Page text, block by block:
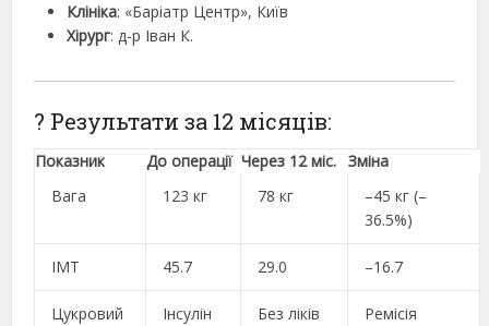
Клініка: «Баріатр Центр», Київ
Хірург: д-р Іван К.
? Результати за 12 місяців:
Показник До операції Через 12 міс. Зміна
Вага
123 кг 78 кг
–45 кг (–
36.5%)
ІМТ 45.7 29.0 –16.7
Цукровий
Інсулін Без ліків Ремісія